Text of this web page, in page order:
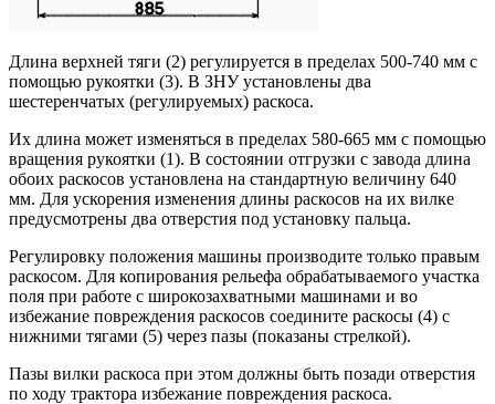
Длина верхней тяги (2) регулируется в пределах 500-740 мм с
помощью рукоятки (3). В ЗНУ установлены два
шестеренчатых (регулируемых) раскоса.
Их длина может изменяться в пределах 580-665 мм с помощью
вращения рукоятки (1). В состоянии отгрузки с завода длина
обоих раскосов установлена на стандартную величину 640
мм. Для ускорения изменения длины раскосов на их вилке
предусмотрены два отверстия под установку пальца.
Регулировку положения машины производите только правым
раскосом. Для копирования рельефа обрабатываемого участка
поля при работе с широкозахватными машинами и во
избежание повреждения раскосов соедините раскосы (4) с
нижними тягами (5) через пазы (показаны стрелкой).
Пазы вилки раскоса при этом должны быть позади отверстия
по ходу трактора избежание повреждения раскоса.